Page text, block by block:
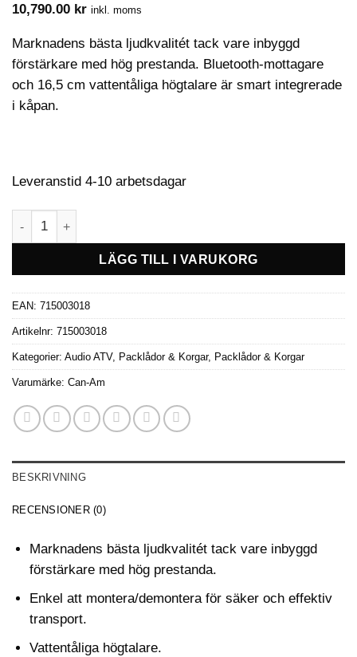
10,790.00 kr inkl. moms
Marknadens bästa ljudkvalitét tack vare inbyggd
förstärkare med hög prestanda. Bluetooth-mottagare
och 16,5 cm vattentåliga högtalare är smart integrerade
i kåpan.
Leveranstid 4-10 arbetsdagar
Can-Am LinQ AUDIO-förvaringsbox 43 Liter mängd
LÄGG TILL I VARUKORG
EAN: 715003018
Artikelnr: 715003018
Kategorier: Audio ATV, Packlådor & Korgar, Packlådor & Korgar
Varumärke: Can-Am
BESKRIVNING
RECENSIONER (0)
Marknadens bästa ljudkvalitét tack vare inbyggd
förstärkare med hög prestanda.
Enkel att montera/demontera för säker och effektiv
transport.
Vattentåliga högtalare.